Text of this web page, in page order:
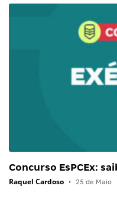
Concurso EsPCEx:
Raquel Cardoso • 25 de Maio